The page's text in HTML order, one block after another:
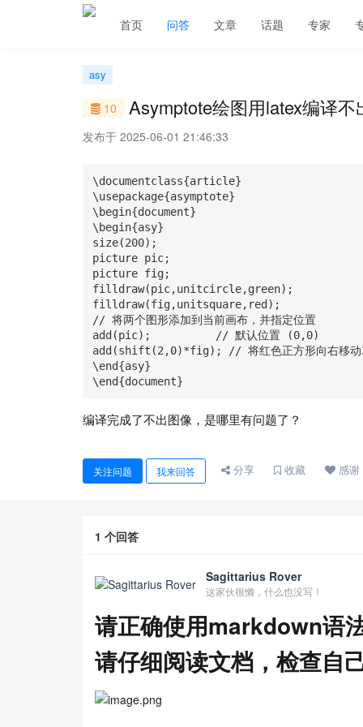
首页 问答 文章 话题 专家
asy
10 Asymptote绘图用latex编译
发布于 2025-06-01 21:46:33
\documentclass{article}
\usepackage{asymptote}
\begin{document}
\begin{asy}
size(200);
picture pic;
picture fig;
filldraw(pic,unitcircle,green);
filldraw(fig,unitsquare,red);
// 将两个图形添加到当前画布，并指定位置
add(pic);          // 默认位置 (0,0)
add(shift(2,0)*fig); // 将红色正方形向右移动
\end{asy}
\end{document}
编译完成了不出图像，是哪里有问题了？
关注问题 我来回答 分享 收藏 感谢
1 个回答
Sagittarius Rover
这家伙很懒，什么也没写！
请正确使用markdown语
请仔细阅读文档，检查自